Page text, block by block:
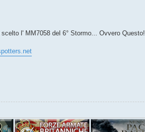
l' MM7058 del 6° Stormo... Ovvero Questo!